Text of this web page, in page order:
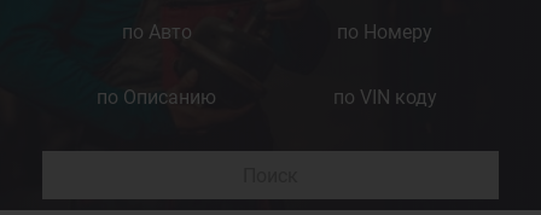
по Авто по Номеру
по Описанию по VIN коду